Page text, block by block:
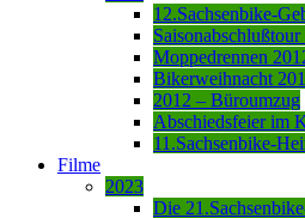
12.Sachsenbike-
Saisonabschlußtour
Moppedrennen
Bikerweihnacht
2012 – Büroumzug
Abschiedsfeier im
11.Sachsenbike-
Filme
2023
Die